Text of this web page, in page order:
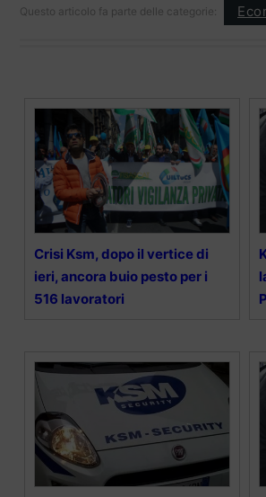
Questo articolo fa parte delle categorie:
Crisi Ksm, dopo il vertice di
ieri, ancora buio pesto per i
516 lavoratori